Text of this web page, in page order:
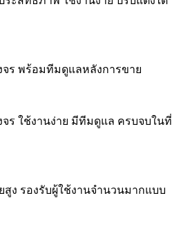
จร พร้อมทีมดูแลหลังการขาย
ร ใช้งานง่าย มีทีมดูแล ครบจบในที่
สูง รองรับผู้ใช้งานจำนวนมากแบบ